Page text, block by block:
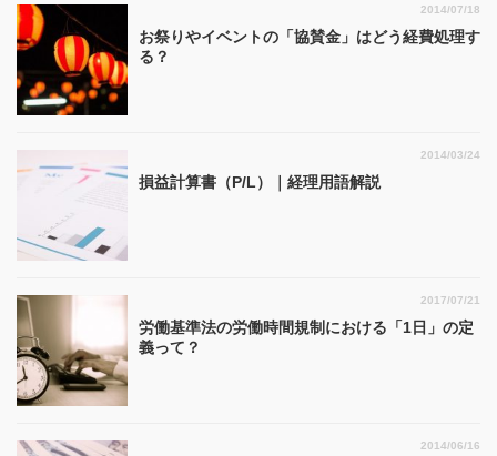
お祭りやイベントの「協賛金」はどう経費処理す
る？
2014/07/18
損益計算書（P/L）｜経理用語解説
2014/03/24
労働基準法の労働時間規制における「1日」の定
義って？
2017/07/21
2014/06/16